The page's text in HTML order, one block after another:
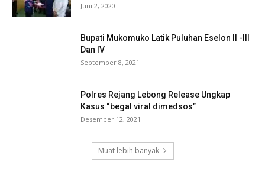
Juni 2, 2020
Bupati Mukomuko Latik Puluhan Eselon II -III
Dan IV
September 8, 2021
Polres Rejang Lebong Release Ungkap
Kasus “begal viral dimedsos”
Desember 12, 2021
Muat lebih banyak